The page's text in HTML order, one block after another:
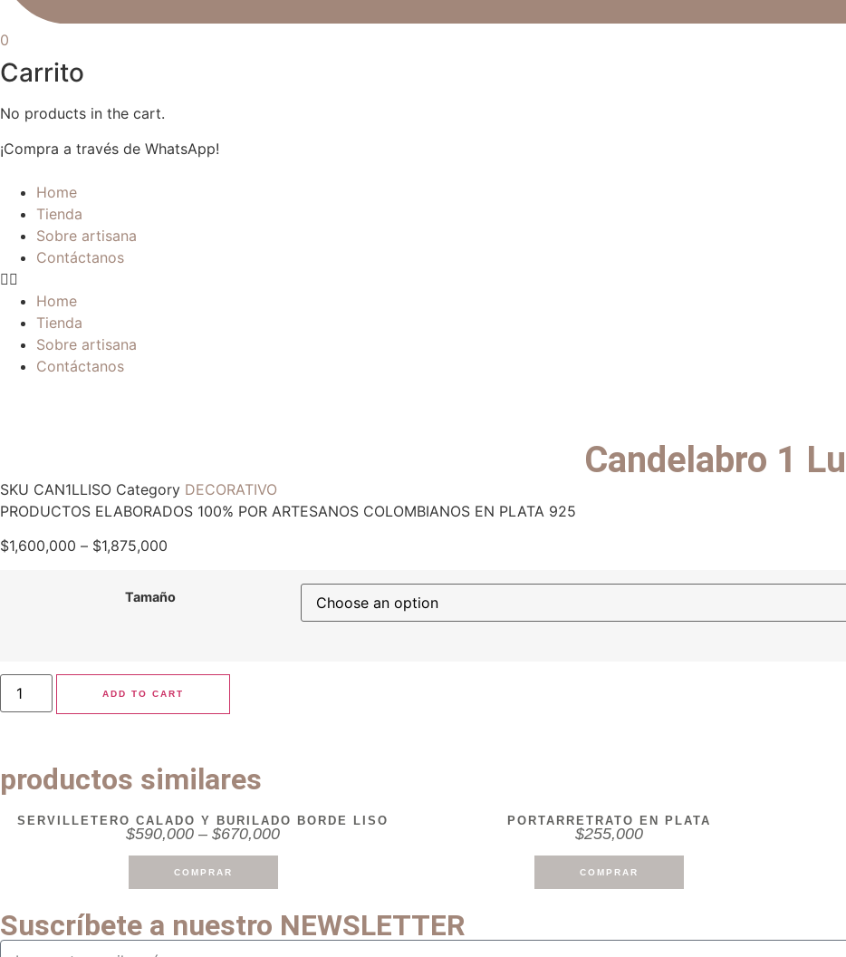
0
Carrito
No products in the cart.
¡Compra a través de WhatsApp!
Home
Tienda
Sobre artisana
Contáctanos
Home
Tienda
Sobre artisana
Contáctanos
Candelabro 1
SKU CAN1LLISO Category DECORATIVO
PRODUCTOS ELABORADOS 100% POR ARTESANOS COLOMBIANOS EN PLATA 925
$1,600,000 – $1,875,000
Tamaño
ADD TO CART
productos similares
SERVILLETERO CALADO Y BURILADO BORDE LISO
$590,000 – $670,000
COMPRAR
PORTARRETRATO EN PLATA
$255,000
COMPRAR
Suscríbete a nuestro NEWSLETTER